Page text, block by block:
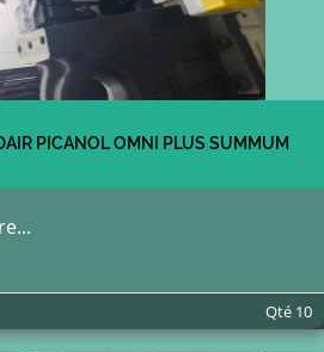
PICANOL OMNI PLUS SUMMUM
Qté 10